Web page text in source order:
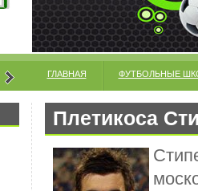
ГЛАВНАЯ ФУТБОЛЬНЫЕ
Плетикоса